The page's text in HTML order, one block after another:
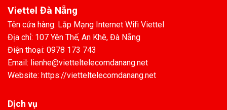
Viettel Đà Nẵng
Tên cửa hàng: Lắp Mạng Internet Wifi Viettel
Địa chỉ: 107 Yên Thế, An Khê, Đà Nẵng
Điện thoại: 0978 173 743
Email: lienhe@vietteltelecomdanang.net
Website: https://vietteltelecomdanang.net
Dịch vụ